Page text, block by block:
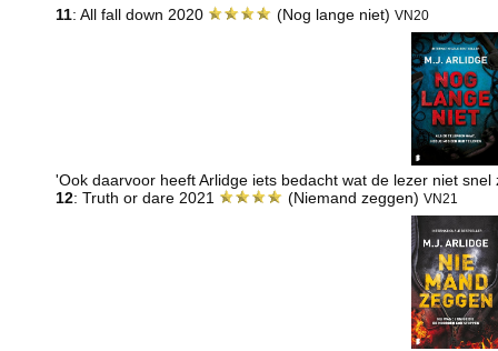
11: All fall down 2020 (Nog lange niet) VN20
'Ook daarvoor heeft Arlidge iets bedacht wat de lezer niet snel
12: Truth or dare 2021 (Niemand zeggen) VN21